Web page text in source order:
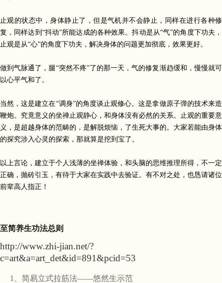
止观的状态中，身体静止了，但是气机并不会静止，同样在进行各种修
复，同样达到 “抖动”所能达成的各种效果。抖动是从“气”的角度下功夫，
止观是从“心”的角度下功夫，解决身体的问题更加彻底，效果更好。
做到气脉通了，腿“突然不疼”了的那一天，气的修复渐趋缓和，慢慢就可
以心平气和了。
当然，这是建立在“调身”的角度谈止观修心。这是拿做原子弹的技术来造
鞭炮。究竟意义的坐禅止观静心，和身体没有必然的关系。止观的重要意
义，是超越身体的范畴的，是解脱烦恼，了生死大事的。大家若能由身体
的探究涉入心灵的探索，那就算是挖到宝了。
以上言论，建立于个人浅薄的坐禅体验，和头脑的思维推理所得，不一定
正确，抛砖引玉，有待于大家在实践中去验证。有不对之处，也恳请诸位
前辈高人指正！
至简养生功法总则
http://www.zhi-jian.net/?
c=art&a=art_det&id=891&pcid=53
1、简易立式拉筋法——悠然生示范